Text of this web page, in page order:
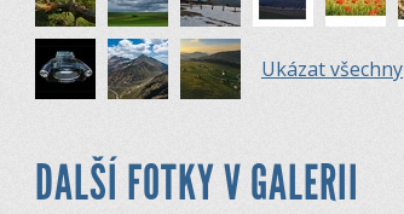
Ukázat všechny
DALŠÍ FOTKY V GALERII